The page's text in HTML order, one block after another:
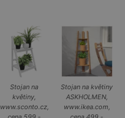
Stojan na
květiny,
www.sconto.cz,
Stojan na květiny
ASKHOLMEN,
www.ikea.com,